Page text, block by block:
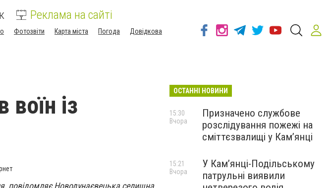
Реклама на сайті
Фотозвіти Карта міста Погода
Довідкова
воїн із
повідомляє Новодунаєвецька селищна
ОСТАННІ НОВИНИ
Призначено службове
розслідування пожежі на
сміттєзвалищі у Кам’янці
15:30
Вчора
У Кам’янці-Подільському
патрульні виявили
15:21
Вчора